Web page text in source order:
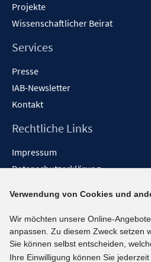
Projekte
Wissenschaftlicher Beirat
Services
Presse
IAB-Newsletter
Kontakt
Rechtliche Links
Impressum
Datenschutzerklärung
Barrieren melden
Social-Media-Kanäle
BlueSky
Verwendung von Cookies und
Wir möchten unsere Online-
anpassen. Zu diesem Zweck setzen
Sie können selbst entscheiden,
Ihre Einwilligung können Sie